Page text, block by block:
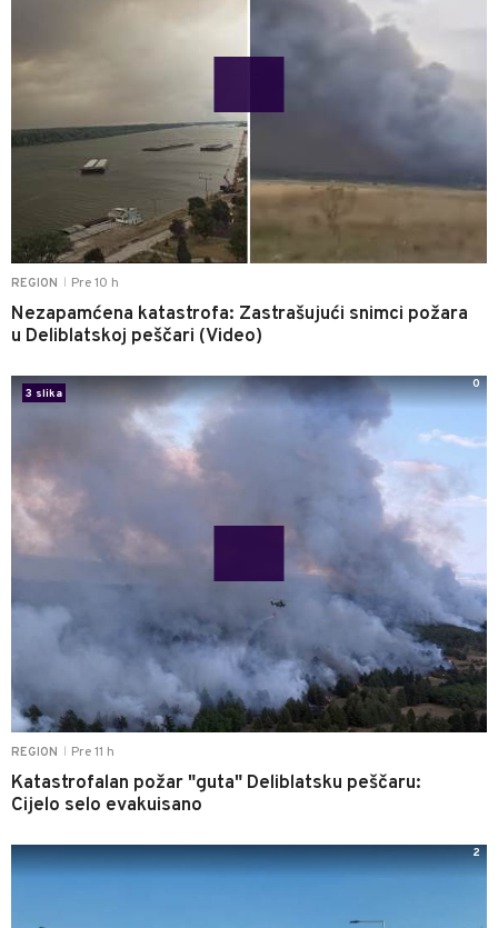
REGION Pre 10 h
Nezapamćena katastrofa: Zastrašujući snimci požara
u Deliblatskoj peščari (Video)
REGION Pre 11 h
Katastrofalan požar "guta" Deliblatsku peščaru:
Cijelo selo evakuisano
3 slika
0
2